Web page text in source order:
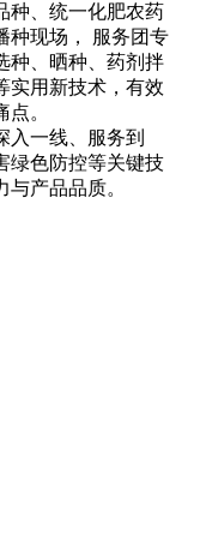
种、统一化肥农药
种现场， 服务团专
种、晒种、药剂拌
实用新技术，有效
。
一线、服务到
绿色防控等关键技
产品品质。